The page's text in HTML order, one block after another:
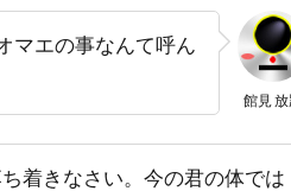
ピアース
ト
デヴィッド・ブロッカー
館見
マエの事なんて呼ん
着きなさい。今の君の体では